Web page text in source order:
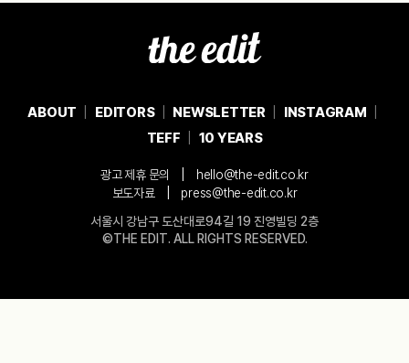
ABOUT EDITORS NEWSLETTER
INSTAGRAM
TEFF
10 YEARS
광고 제휴 문의
hello@the-edit.co.kr
보도자료
press@the-edit.co.kr
서울시 강남구 도산대로94길 19 진영빌딩 2층
©THE EDIT. ALL RIGHTS RESERVED.